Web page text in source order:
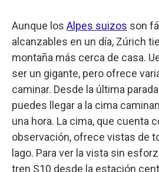
Aunque los Alpes suizos son
alcanzables en un día, Zúrich
montaña más cerca de casa.
ser un gigante, pero ofrece
caminar. Desde la última
puedes llegar a la cima
una hora. La cima, que cuenta
observación, ofrece vistas de
lago. Para ver la vista sin
tren S10 desde la estación